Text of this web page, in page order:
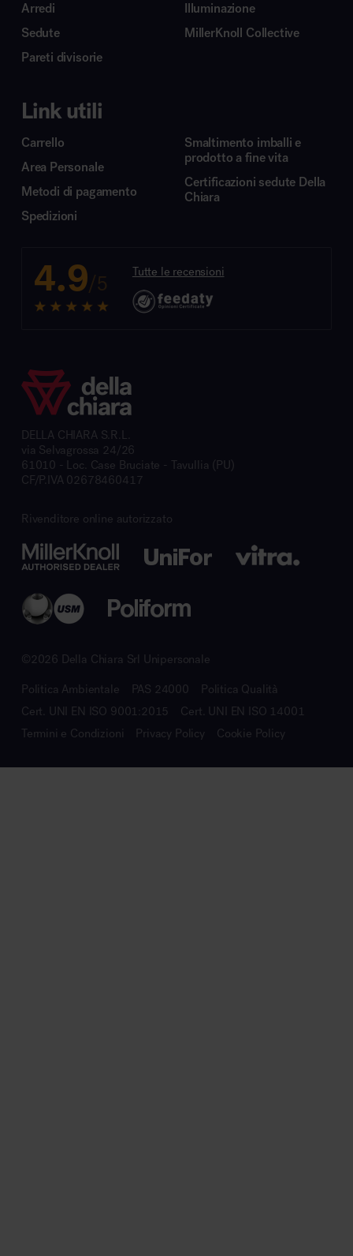
Arredi
Sedute
Pareti divisorie
Illuminazione
MillerKnoll Collective
Link utili
Carrello
Area Personale
Metodi di pagamento
Spedizioni
Smaltimento imballi e
prodotto a fine vita
Certificazioni sedute Della
Chiara
4.9/5 Tutte le recensioni
DELLA CHIARA S.R.L.
via Selvagrossa 24/26
61010 - Loc. Case Bruciate - Tavullia (PU)
CF/P.IVA 02678460417
Rivenditore online autorizzato
©2026 Della Chiara Srl Unipersonale
Politica Ambientale PAS 24000
Politica Qualità
Cert. UNI EN ISO 9001:2015
Cert. UNI EN ISO 14001
Termini e Condizioni
Privacy Policy Cookie Policy